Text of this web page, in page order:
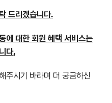
드리겠습니다.
에 대한 회원 혜택 서비스는
다,
주시기 바라며 더 궁금하신